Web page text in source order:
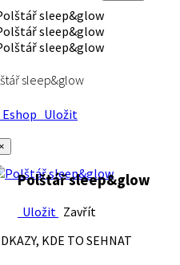
sleep&glow
Uložit
Polštář sleep&glow
Uložit Zavřít
KDE TO SEHNAT